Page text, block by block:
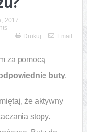
2017
Drukuj
Email
za pomocą
buty.
że aktywny
stopy.